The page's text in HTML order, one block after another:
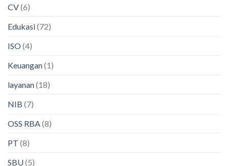
CV(6)
Edukasi(72)
ISO(4)
Keuangan(1)
layanan(18)
NIB (7)
OSS RBA(8)
PT (8)
SBU(5)